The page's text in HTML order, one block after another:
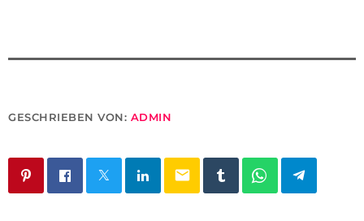
GESCHRIEBEN VON: ADMIN
email